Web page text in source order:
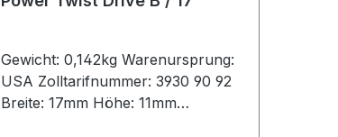
Gewicht: 0,142kg Warenursprung:
USA Zolltarifnummer: 3930 90 92
Breite: 17mm Höhe: 11mm